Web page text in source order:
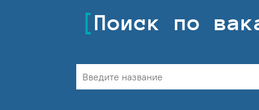
Поиск по